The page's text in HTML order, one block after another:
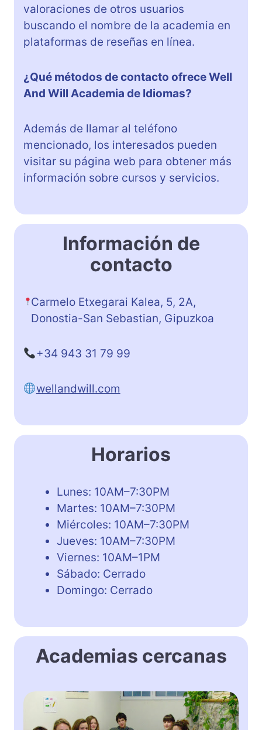
valoraciones de otros usuarios
buscando el nombre de la academia en
plataformas de reseñas en línea.
¿Qué métodos de contacto ofrece Well
And Will Academia de Idiomas?
Además de llamar al teléfono
mencionado, los interesados pueden
visitar su página web para obtener más
información sobre cursos y servicios.
Información de
contacto
Carmelo Etxegarai Kalea, 5, 2A,
Donostia-San Sebastian, Gipuzkoa
+34 943 31 79 99
wellandwill.com
Horarios
Lunes: 10AM–7:30PM
Martes: 10AM–7:30PM
Miércoles: 10AM–7:30PM
Jueves: 10AM–7:30PM
Viernes: 10AM–1PM
Sábado: Cerrado
Domingo: Cerrado
Academias cercanas
L